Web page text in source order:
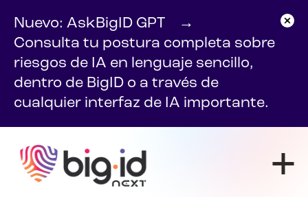
Nuevo: AskBigID GPT
→
Consulta tu postura completa sobre
riesgos de IA en lenguaje sencillo,
dentro de BigID o a través de
cualquier interfaz de IA importante.